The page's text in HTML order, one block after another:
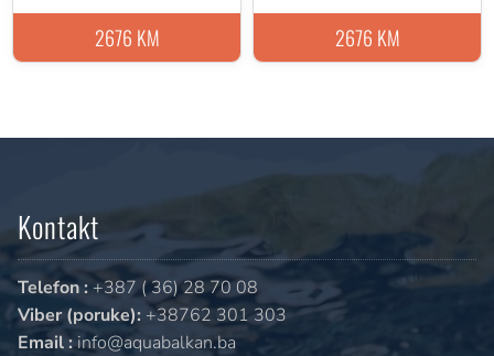
2676 KM
2676 KM
Kontakt
Telefon : +387 ( 36) 28 70 08
Viber (poruke): +38762 301 303
Email :info@aquabalkan.ba